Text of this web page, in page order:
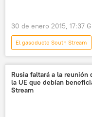
30 de enero 2015, 17:37
El gasoducto South Stream
Economía
Bulgaria
Rosen Plevneliev
Rusia
noticias
Rusia faltará a la reunión
la UE que debían
Stream